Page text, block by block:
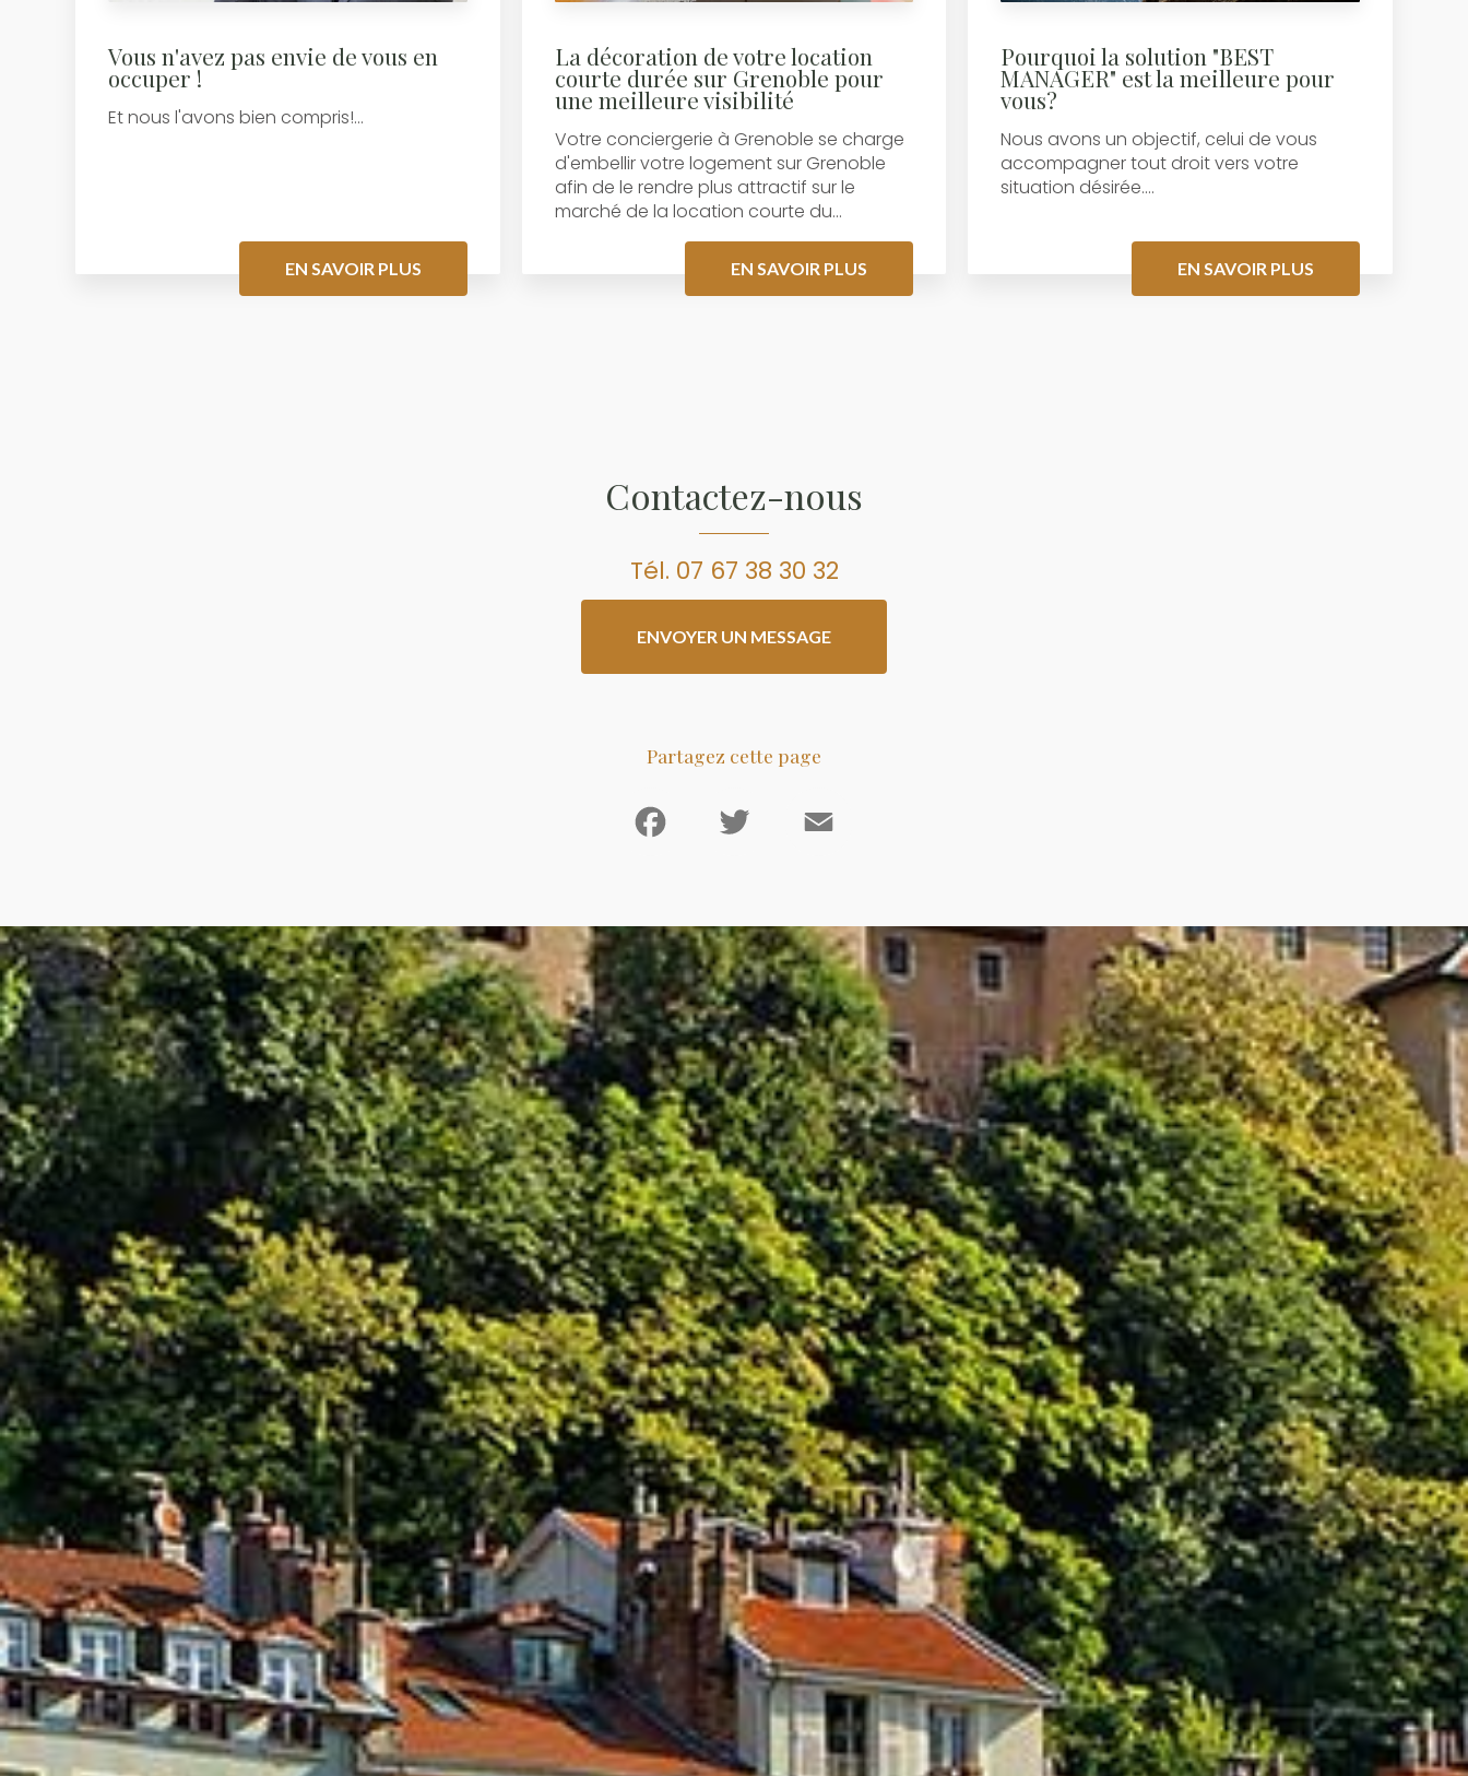
Vous n'avez pas envie de vous en
occuper !
Et nous l'avons bien compris!...
EN SAVOIR PLUS
La décoration de votre location
courte durée sur Grenoble pour
une meilleure visibilité
Votre conciergerie à Grenoble se charge
d'embellir votre logement sur Grenoble
afin de le rendre plus attractif sur le
marché de la location courte du...
EN SAVOIR PLUS
Pourquoi la solution "BEST
MANAGER" est la meilleure pour
vous?
Nous avons un objectif, celui de vous
accompagner tout droit vers votre
situation désirée....
EN SAVOIR PLUS
Contactez-nous
Tél. 07 67 38 30 32
ENVOYER UN MESSAGE
Partagez cette page